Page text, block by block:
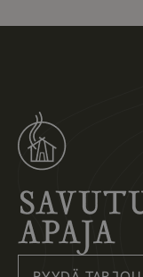
Savutuvan Apaja